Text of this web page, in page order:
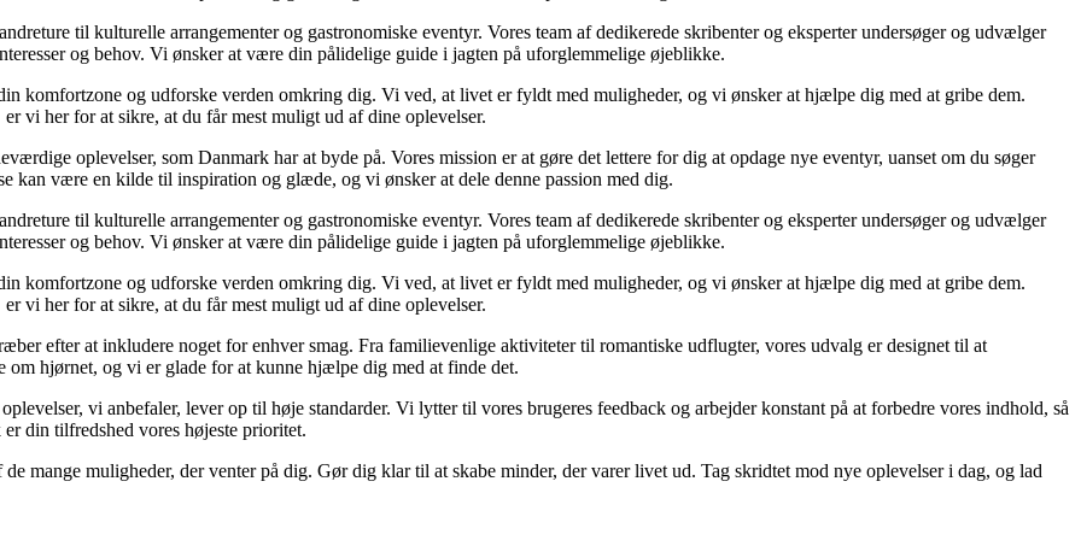
til kulturelle arrangementer og gastronomiske eventyr. Vores team af dedikerede skribenter og eksperter undersøger og udvælger
og behov. Vi ønsker at være din pålidelige guide i jagten på uforglemmelige øjeblikke.
komfortzone og udforske verden omkring dig. Vi ved, at livet er fyldt med muligheder, og vi ønsker at hjælpe dig med at gribe dem.
vi her for at sikre, at du får mest muligt ud af dine oplevelser.
oplevelser, som Danmark har at byde på. Vores mission er at gøre det lettere for dig at opdage nye eventyr, uanset om du søger
være en kilde til inspiration og glæde, og vi ønsker at dele denne passion med dig.
til kulturelle arrangementer og gastronomiske eventyr. Vores team af dedikerede skribenter og eksperter undersøger og udvælger
og behov. Vi ønsker at være din pålidelige guide i jagten på uforglemmelige øjeblikke.
komfortzone og udforske verden omkring dig. Vi ved, at livet er fyldt med muligheder, og vi ønsker at hjælpe dig med at gribe dem.
vi her for at sikre, at du får mest muligt ud af dine oplevelser.
efter at inkludere noget for enhver smag. Fra familievenlige aktiviteter til romantiske udflugter, vores udvalg er designet til at
hjørnet, og vi er glade for at kunne hjælpe dig med at finde det.
vi anbefaler, lever op til høje standarder. Vi lytter til vores brugeres feedback og arbejder konstant på at forbedre vores indhold, så
din tilfredshed vores højeste prioritet.
mange muligheder, der venter på dig. Gør dig klar til at skabe minder, der varer livet ud. Tag skridtet mod nye oplevelser i dag, og lad